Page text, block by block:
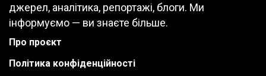
джерел, аналітика, репортажі, блоги. Ми
інформуємо — ви знаєте більше.
Про проєкт
Політика конфіденційності